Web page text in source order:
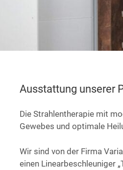
Ausstattung unserer
Die Strah­len­the­ra­pie mit
Gewe­bes und opti­ma­le
Wir sind von der Fir­ma
einen Line­ar­be­schleu­ni­ger